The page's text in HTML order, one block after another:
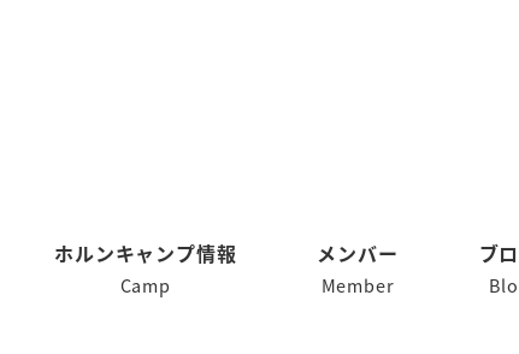
ホルンキャンプ情報
Camp
メンバー
Member
ブ